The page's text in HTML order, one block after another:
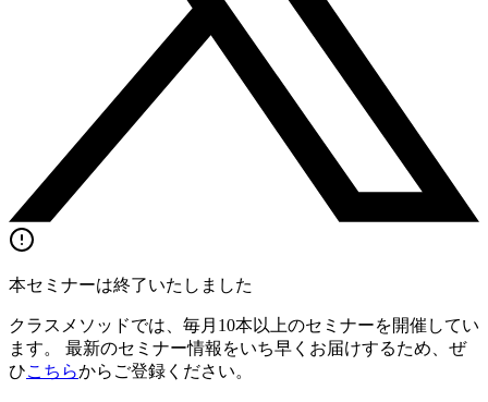
本セミナーは終了いたしました
クラスメソッドでは、毎月10本以上のセミナーを開催してい
ます。 最新のセミナー情報をいち早くお届けするため、ぜ
ひこちらからご登録ください。